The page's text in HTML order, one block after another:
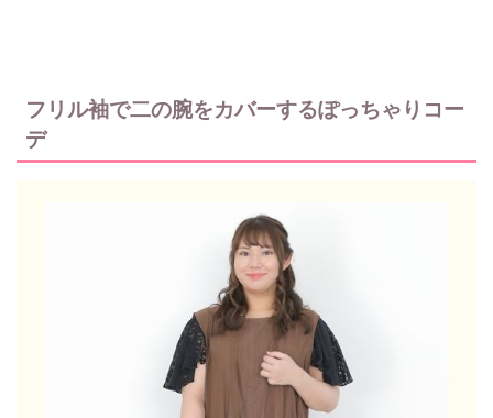
フリル袖で二の腕をカバーするぽっちゃりコー
デ